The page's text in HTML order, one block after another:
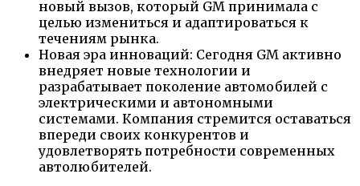
новый вызов, который GM принимала с
целью измениться и адаптироваться к
течениям рынка.
Новая эра инноваций: Сегодня GM активно
внедряет новые технологии и
разрабатывает поколение автомобилей с
электрическими и автономными
системами. Компания стремится оставаться
впереди своих конкурентов и
удовлетворять потребности современных
автолюбителей.